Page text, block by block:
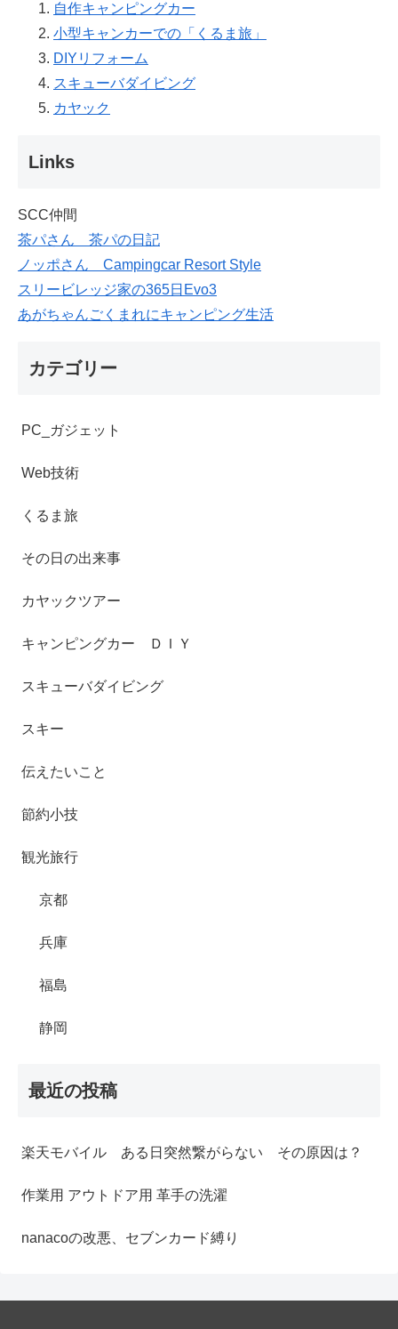
自作キャンピングカー
小型キャンカーでの「くるま旅」
DIYリフォーム
スキューバダイビング
カヤック
Links
SCC仲間
茶パさん 茶パの日記
ノッポさん Campingcar Resort Style
スリービレッジ家の365日Evo3
あがちゃんごくまれにキャンピング生活
カテゴリー
PC_ガジェット
Web技術
くるま旅
その日の出来事
カヤックツアー
キャンピングカー ＤＩＹ
スキューバダイビング
スキー
伝えたいこと
節約小技
観光旅行
京都
兵庫
福島
静岡
最近の投稿
楽天モバイル ある日突然繋がらない その原因は？
作業用 アウトドア用 革手の洗濯
nanacoの改悪、セブンカード縛り